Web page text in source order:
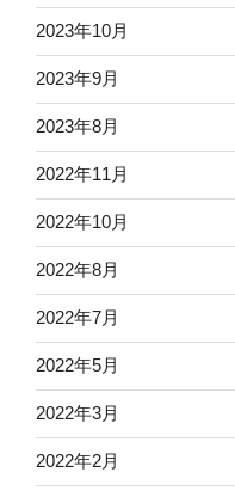
2023年10月
2023年9月
2023年8月
2022年11月
2022年10月
2022年8月
2022年7月
2022年5月
2022年3月
2022年2月